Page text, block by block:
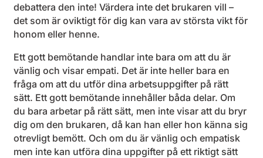
debattera den inte! Värdera inte det brukaren vill –
det som är oviktigt för dig kan vara av största vikt för
honom eller henne.
Ett gott bemötande handlar inte bara om att du är
vänlig och visar empati. Det är inte heller bara en
fråga om att du utför dina arbetsuppgifter på rätt
sätt. Ett gott bemötande innehåller båda delar. Om
du bara arbetar på rätt sätt, men inte visar att du bryr
dig om den brukaren, då kan han eller hon känna sig
otrevligt bemött. Och om du är vänlig och empatisk
men inte kan utföra dina uppgifter på ett riktigt sätt